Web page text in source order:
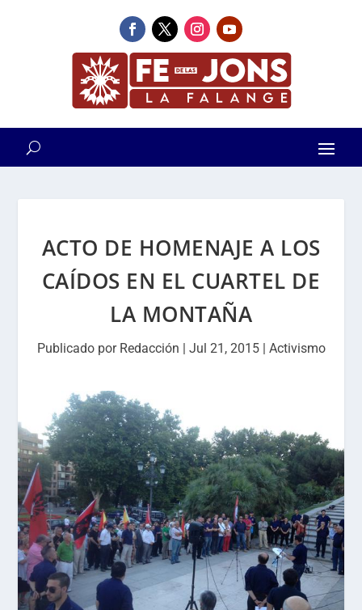
ACTO DE HOMENAJE A LOS
CAÍDOS EN EL CUARTEL DE
LA MONTAÑA
Publicado por Redacción | Jul 21, 2015| Activismo